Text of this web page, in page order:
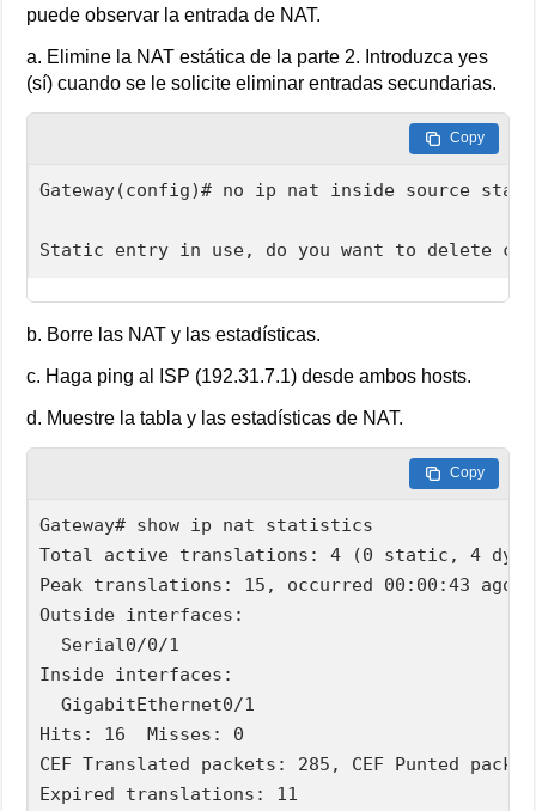
puede observar la entrada de NAT.
a. Elimine la NAT estática de la parte 2. Introduzca yes
(sí) cuando se le solicite eliminar entradas secundarias.
Copy
Gateway(config)# no ip nat inside source
Static entry in use, do you want to delete
b. Borre las NAT y las estadísticas.
c. Haga ping al ISP (192.31.7.1) desde ambos hosts.
d. Muestre la tabla y las estadísticas de NAT.
Copy
Gateway# show ip nat statistics
Total active translations: 4 (0 static, 4
Peak translations: 15, occurred 00:00:43 ago
Outside interfaces:
  Serial0/0/1
Inside interfaces:
  GigabitEthernet0/1
Hits: 16  Misses: 0
CEF Translated packets: 285, CEF Punted
Expired translations: 11